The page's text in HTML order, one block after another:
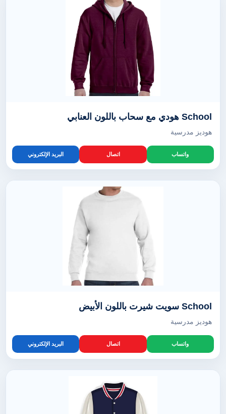
School هودي مع سحاب باللون العنابي
هوديز مدرسية
واتساب اتصال البريد الإلكتروني
School سويت شيرت باللون الأبيض
هوديز مدرسية
واتساب اتصال البريد الإلكتروني